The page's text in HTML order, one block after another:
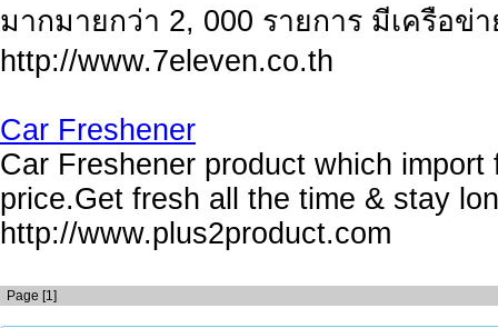
มากมายกว่า 2, 000 รายการ มีเครือข่
http://www.7eleven.co.th
Car Freshener
Car Freshener product which
price.Get fresh all the time & stay
http://www.plus2product.com
Page [1]